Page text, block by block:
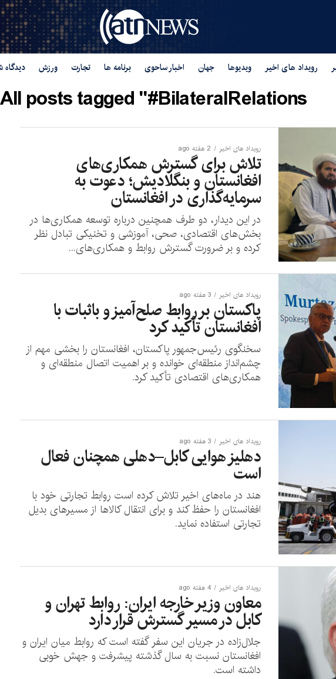
رویداد های اخیر ویدیوها جهان اخبار ساحوی برنامه ها تجارت ورزش دیدگاه
All posts tagged "#BilateralRelations"
رویداد های اخیر 2 هفته ago
تلاش برای گسترش همکاری‌های
افغانستان و بنگلادیش؛ دعوت به
سرمایه‌گذاری در افغانستان
در این دیدار، دو طرف همچنین درباره توسعه همکاری‌ها در
بخش‌های اقتصادی، صحی، آموزشی و تخنیکی تبادل نظر
کرده و بر ضرورت گسترش روابط و همکاری‌های...
رویداد های اخیر 3 هفته ago
پاکستان بر روابط صلح‌آمیز و باثبات با
افغانستان تأکید کرد
سخنگوی رئیس‌جمهور پاکستان، افغانستان را بخشی مهم از
چشم‌انداز منطقه‌ای خوانده و بر اهمیت اتصال منطقه‌ای و
همکاری‌های اقتصادی تأکید کرد.
رویداد های اخیر 3 هفته ago
دهلیز هوایی کابل–دهلی همچنان فعال
است
هند در ماه‌های اخیر تلاش کرده است روابط تجارتی خود با
افغانستان را حفظ کند و برای انتقال کالاها از مسیرهای بدیل
تجارتی استفاده نماید.
رویداد های اخیر 4 هفته ago
معاون وزیر خارجه ایران: روابط تهران و
کابل در مسیر گسترش قرار دارد
جلال‌زاده در جریان این سفر گفته است که روابط میان ایران و
افغانستان نسبت به سال گذشته پیشرفت و جهش خوبی
داشته است.